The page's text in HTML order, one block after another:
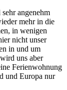
angenehm
mehr in die
in wenigen
nicht unser
in und um
uns aber
Ferienwohnung
und Europa nur